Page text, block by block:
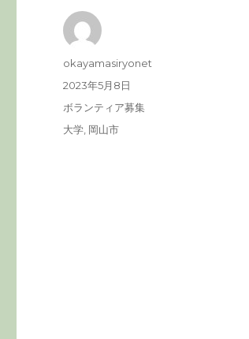
投
okayamasiryonet
投
稿
2023年5月8日
カ
テ
ボランティア募集
タ
大学 岡山市